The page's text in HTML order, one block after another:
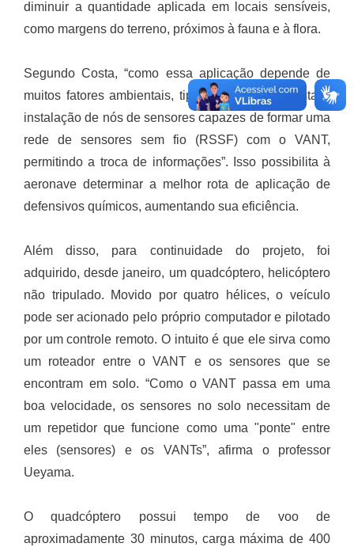
diminuir a quantidade aplicada em locais sensíveis,
como margens do terreno, próximos à fauna e à flora.
Segundo Costa, “como essa aplicação depende de
muitos fatores ambientais, tipo o vento, é proposta a
instalação de nós de sensores capazes de formar uma
rede de sensores sem fio (RSSF) com o VANT,
permitindo a troca de informações”. Isso possibilita à
aeronave determinar a melhor rota de aplicação de
defensivos químicos, aumentando sua eficiência.
Além disso, para continuidade do projeto, foi
adquirido, desde janeiro, um quadcóptero, helicóptero
não tripulado. Movido por quatro hélices, o veículo
pode ser acionado pelo próprio computador e pilotado
por um controle remoto. O intuito é que ele sirva como
um roteador entre o VANT e os sensores que se
encontram em solo. “Como o VANT passa em uma
boa velocidade, os sensores no solo necessitam de
um repetidor que funcione como uma "ponte" entre
eles (sensores) e os VANTs”, afirma o professor
Ueyama.
O quadcóptero possui tempo de voo de
aproximadamente 30 minutos, carga máxima de 400